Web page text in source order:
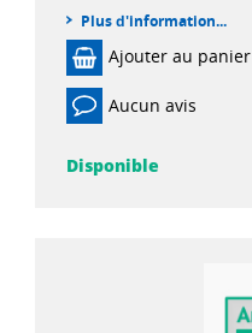
Plus d'information...
Ajouter au panier
Aucun avis
Disponible